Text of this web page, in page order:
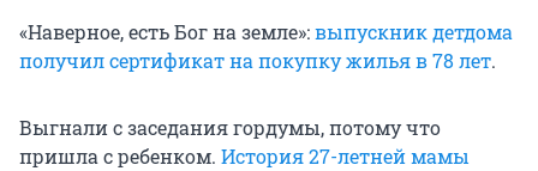
«Наверное, есть Бог на земле»:выпускник детдома
получил сертификат на покупку жилья в 78 лет.
Выгнали с заседания гордумы, потому что
пришла с ребенком. История 27-летней мамы